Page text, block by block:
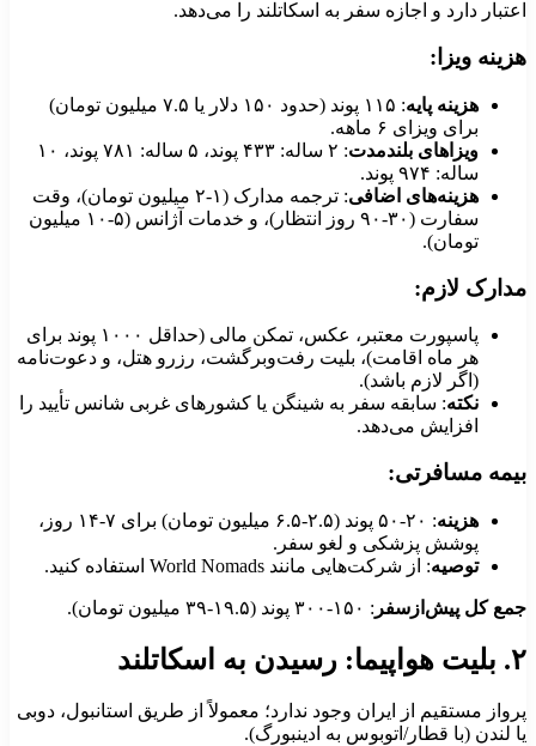
دارد و اجازه سفر به اسکاتلند را می‌دهد.
ویزا:
هزینه پایه
: ۱۱۵ پوند (حدود ۱۵۰ دلار یا ۷.۵ میلیون تومان)
برای ویزای ۶ ماهه.
ویزاهای بلندمدت
: ۲ ساله: ۴۳۳ پوند، ۵ ساله: ۷۸۱ پوند، ۱۰
ساله: ۹۷۴ پوند.
هزینه‌های اضافی
: ترجمه مدارک (۱-۲ میلیون تومان)، وقت
سفارت (۳۰-۹۰ روز انتظار)، و خدمات آژانس (۵-۱۰ میلیون
تومان).
لازم:
پاسپورت معتبر، عکس، تمکن مالی (حداقل ۱۰۰۰ پوند برای
هر ماه اقامت)، بلیت رفت‌وبرگشت، رزرو هتل، و دعوت‌نامه
(اگر لازم باشد).
نکته: سابقه سفر به شینگن یا کشورهای غربی شانس تأیید را
افزایش می‌دهد.
مسافرتی:
هزینه
: ۲۰-۵۰ پوند (۲.۵-۶.۵ میلیون تومان) برای ۷-۱۴ روز،
پوشش پزشکی و لغو سفر.
توصیه: از شرکت‌هایی مانند World Nomads استفاده کنید.
کل پیش‌ازسفر: ۱۵۰-۳۰۰ پوند (۱۹.۵-۳۹ میلیون تومان).
به اسکاتلند
مستقیم از ایران وجود ندارد؛ معمولاً از طریق استانبول، دوبی
لندن (با قطار/اتوبوس به ادینبورگ).